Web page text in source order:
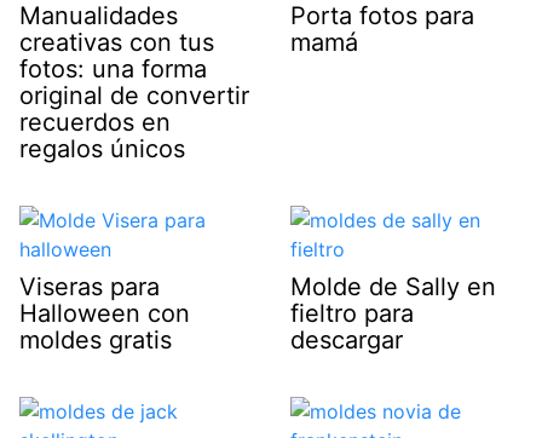
Manualidades
creativas con tus
fotos: una forma
original de convertir
recuerdos en
regalos únicos
Porta fotos para
mamá
Viseras para
Halloween con
moldes gratis
Molde de Sally en
fieltro para
descargar